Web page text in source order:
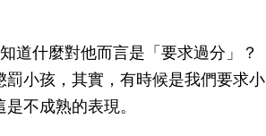
道什麼對他而言是「要求過分」？
小孩，其實，有時候是我們要求小
不成熟的表現。